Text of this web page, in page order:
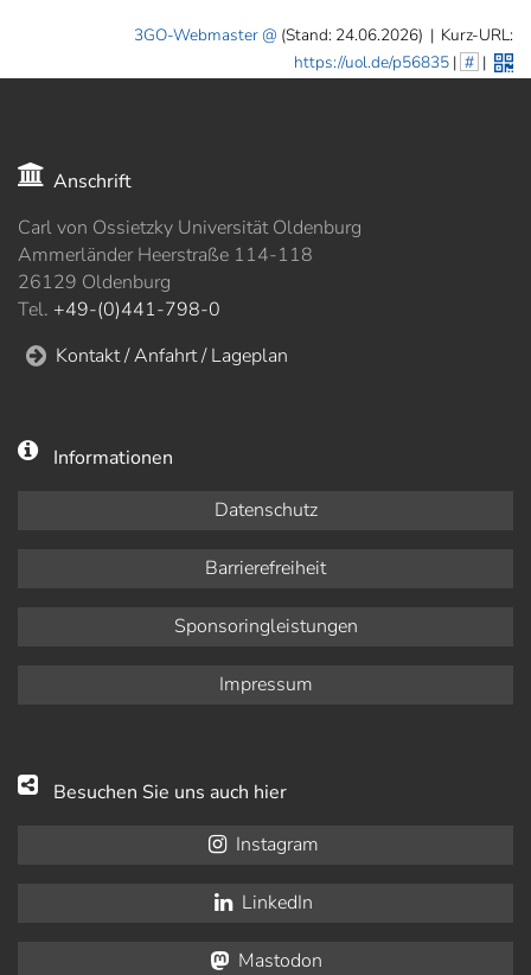
3GO-Webmaster (Stand: 24.06.2026) | Kurz-URL:
https://uol.de/p56835| # |
Anschrift
Carl von Ossietzky Universität Oldenburg
Ammerländer Heerstraße 114-118
26129 Oldenburg
Tel. +49-(0)441-798-0
Kontakt / Anfahrt / Lageplan
Informationen
Datenschutz
Barrierefreiheit
Sponsoringleistungen
Impressum
Besuchen Sie uns auch hier
Instagram
LinkedIn
Mastodon